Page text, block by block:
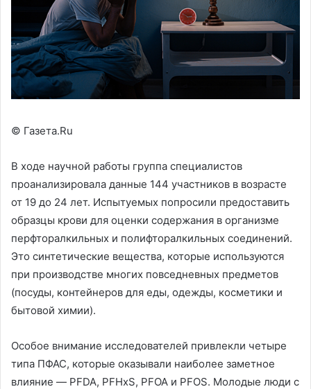
© Газета.Ru
В ходе научной работы группа специалистов
проанализировала данные 144 участников в возрасте
от 19 до 24 лет. Испытуемых попросили предоставить
образцы крови для оценки содержания в организме
перфторалкильных и полифторалкильных соединений.
Это синтетические вещества, которые используются
при производстве многих повседневных предметов
(посуды, контейнеров для еды, одежды, косметики и
бытовой химии).
Особое внимание исследователей привлекли четыре
типа ПФАС, которые оказывали наиболее заметное
влияние — PFDA, PFHxS, PFOA и PFOS. Молодые люди с